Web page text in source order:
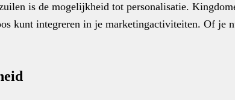
is de mogelijkheid tot personalisatie.
kunt integreren in je marketingactiviteiten. Of je